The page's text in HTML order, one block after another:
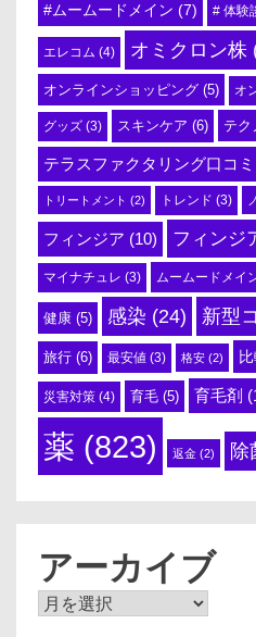
#ムームードメイン (7) # 体験
エレコム (4) オミクロン株
オンラインショッピング (5) オ
グッズ (3) スキンケア (6) テク
テラスファクタリング口コミ
トリートメント (2) トレンド (3)
フィンジア (10) フィンジ
マイナチュレ (3) ムームードメイ
健康 (5) 感染 (24) 新型
旅行 (6) 最安値 (3) 格安 (2)
災害対策 (4) 育毛 (5) 育毛剤
薬 (823) 返金 (2) 除
アーカイブ
ア